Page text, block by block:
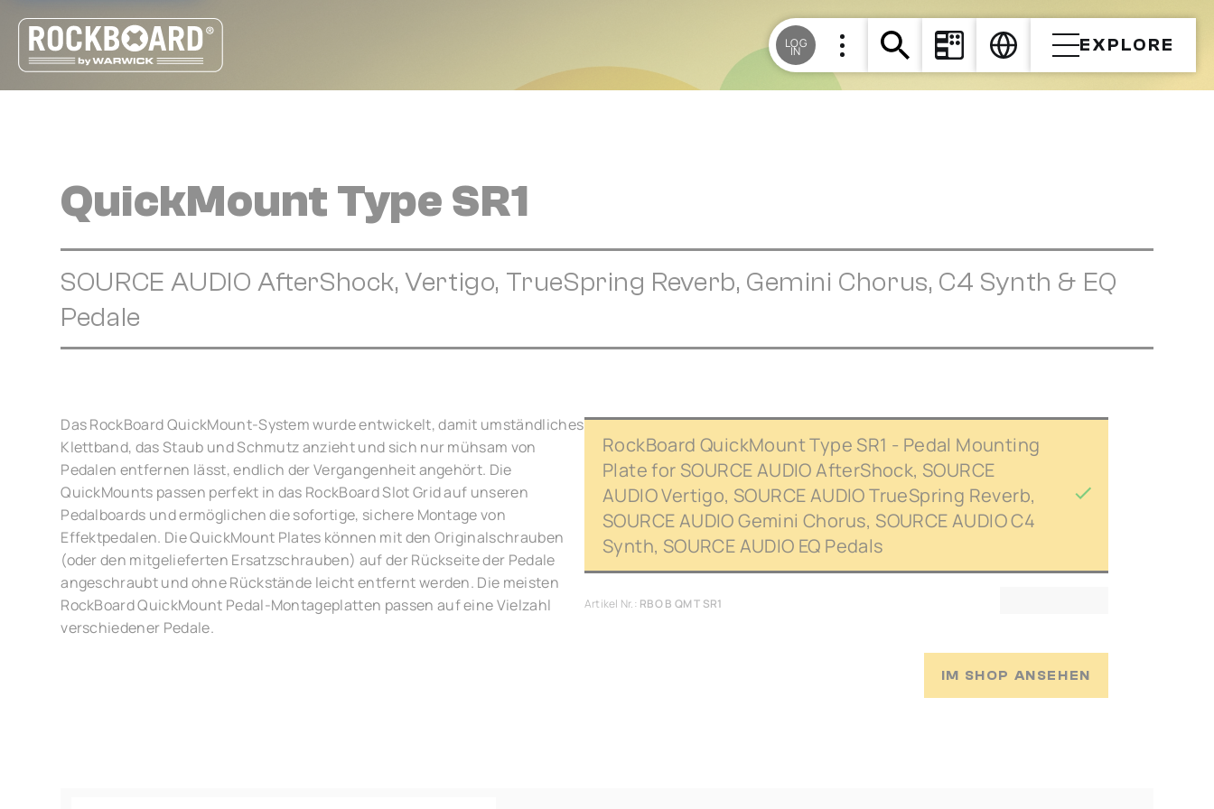
LOG
IN EXPLORE
QuickMount Type SR1
SOURCE AUDIO AfterShock, Vertigo, TrueSpring Reverb, Gemini Chorus, C4 Synth & EQ
Pedale
Das RockBoard QuickMount-System wurde entwickelt, damit umständliches
Klettband, das Staub und Schmutz anzieht und sich nur mühsam von
Pedalen entfernen lässt, endlich der Vergangenheit angehört. Die
QuickMounts passen perfekt in das RockBoard Slot Grid auf unseren
Pedalboards und ermöglichen die sofortige, sichere Montage von
Effektpedalen. Die QuickMount Plates können mit den Originalschrauben
(oder den mitgelieferten Ersatzschrauben) auf der Rückseite der Pedale
angeschraubt und ohne Rückstände leicht entfernt werden. Die meisten
RockBoard QuickMount Pedal-Montageplatten passen auf eine Vielzahl
verschiedener Pedale.
RockBoard QuickMount Type SR1 - Pedal Mounting
Plate for SOURCE AUDIO AfterShock, SOURCE
AUDIO Vertigo, SOURCE AUDIO TrueSpring Reverb,
SOURCE AUDIO Gemini Chorus, SOURCE AUDIO C4
Synth, SOURCE AUDIO EQ Pedals
Artikel Nr.: RBO B QM T SR1
IM SHOP ANSEHEN